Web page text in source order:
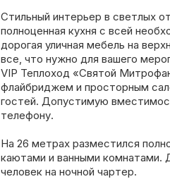
Стильный интерьер в светлых
полноценная кухня с всей
дорогая уличная мебель на
все, что нужно для вашего
VIP Теплоход «Святой
флайбриджем и просторным
гостей. Допустимую
телефону.
На 26 метрах разместился
каютами и ванными комнатами.
человек на ночной чартер.